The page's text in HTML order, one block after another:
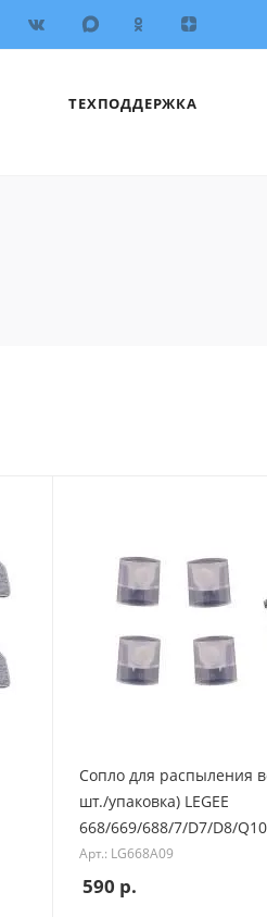
ТЕХПОДДЕРЖКА
Сопло для распыления
шт./упаковка) LEGEE
668/669/688/7/D7/D8/Q10
Арт.: LG668A09
590 р.